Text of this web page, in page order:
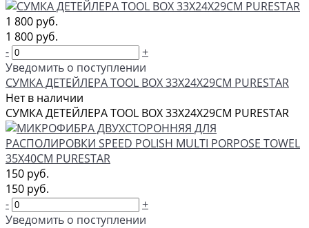
1 800 руб.
1 800 руб.
-
+
Уведомить о поступлении
СУМКА ДЕТЕЙЛЕРА TOOL BOX 33Х24Х29СМ PURESTAR
Нет в наличии
СУМКА ДЕТЕЙЛЕРА TOOL BOX 33Х24Х29СМ PURESTAR
150 руб.
150 руб.
-
+
Уведомить о поступлении